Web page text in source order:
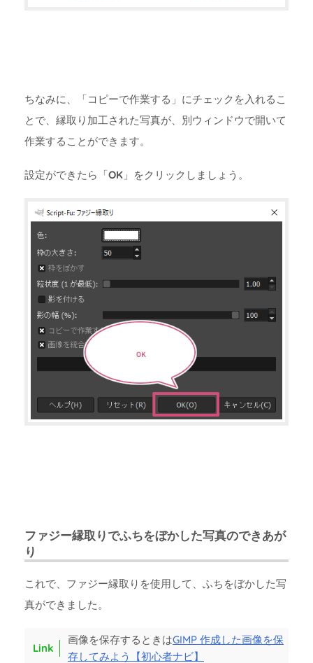
ちなみに、「コピーで作業する」にチェックを入れるこ
とで、縁取り加工された写真が、別ウィンドウで開いて
作業することができます。
設定ができたら「OK 」をクリックしましょう。
ファジー縁取りでふちをぼかした写真のできあが
り
これで、ファジー縁取りを使用して、ふちをぼかした写
真ができました。
画像を保存するときはGIMP 作成した画像を保
存してみよう【初心者ナビ】